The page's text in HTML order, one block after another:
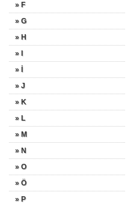
» F
» G
» H
» I
» İ
» J
» K
» L
» M
» N
» O
» Ö
» P